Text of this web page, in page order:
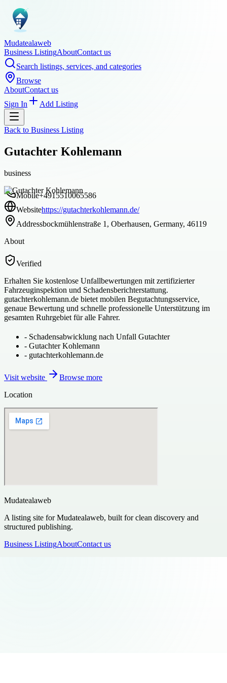
Mudatealaweb
Business ListingAboutContact us
Search listings, services, and categories
Browse
AboutContact us
Sign In
Add Listing
Back to Business Listing
Gutachter Kohlemann
business
Mobile+4915510065586
Websitehttps://gutachterkohlemann.de/
Addressbockmühlenstraße 1, Oberhausen, Germany, 46119
About
Verified
Erhalten Sie kostenlose Unfallbewertungen mit zertifizierter
Fahrzeuginspektion und Schadensberichterstattung.
gutachterkohlemann.de bietet mobilen Begutachtungsservice,
genaue Bewertung und schnelle professionelle Unterstützung im
gesamten Ruhrgebiet für alle Fahrer.
- Schadensabwicklung nach Unfall Gutachter
- Gutachter Kohlemann
- gutachterkohlemann.de
Visit website
Browse more
Location
Mudatealaweb
A listing site for Mudatealaweb, built for clean discovery and
structured publishing.
Business ListingAboutContact us